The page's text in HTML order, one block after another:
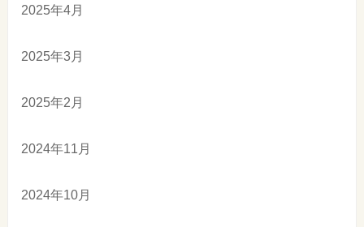
2025年4月
2025年3月
2025年2月
2024年11月
2024年10月